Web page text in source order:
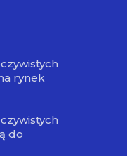
rynek
do